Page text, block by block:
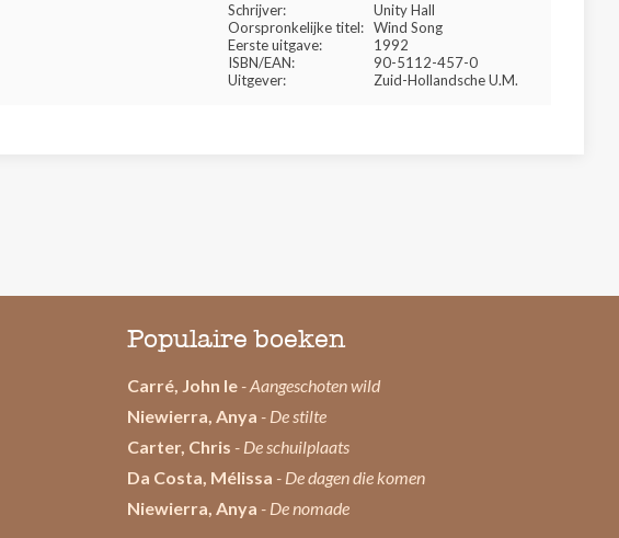
Schrijver:
Unity Hall
Oorspronkelijke titel: Wind Song
Eerste uitgave:
1992
ISBN/EAN:
90-5112-457-0
Uitgever:
Zuid-Hollandsche U.M.
Populaire boeken
Carré, John le - Aangeschoten wild
Niewierra, Anya - De stilte
Carter, Chris - De schuilplaats
Da Costa, Mélissa - De dagen die komen
Niewierra, Anya - De nomade